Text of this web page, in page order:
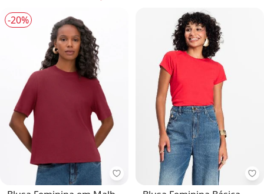
-20%
Essendi - Blusa Feminina em